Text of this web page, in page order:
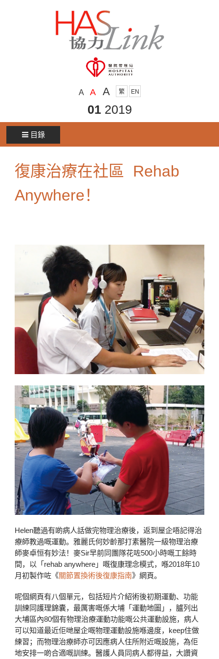
A A A 繁 EN
012019
目錄
復康治療在社區 Rehab
Anywhere！
Helen聽過有啲病人話做完物理治療後，返到屋企唔記得治
療師教過嘅運動。雅麗氏何妙齡那打素醫院一級物理治療
師麥卓恒有妙法！麥Sir早前同團隊花咗500小時嘅工餘時
間，以「rehab anywhere」嘅復康理念模式，喺2018年10
月初製作咗《關節置換術後復康指南》網頁。
呢個網頁有八個單元，包括短片介紹術後初期運動、功能
訓練同護理錦囊，最厲害嘅係大埔「運動地圖」，臚列出
大埔區內80個有物理治療運動功能嘅公共運動設施，病人
可以知道最近佢哋屋企嘅物理運動設施喺邊度，keep住做
練習；而物理治療師亦可因應病人住所附近嘅設施，為佢
地安排一啲合適嘅訓練。醫護人員同病人都得益，大讚資